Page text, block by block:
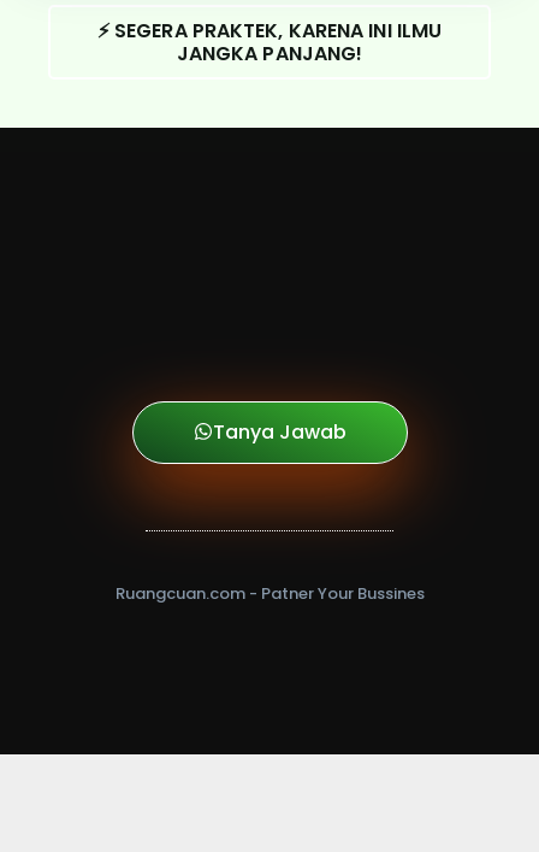
⚡️ SEGERA PRAKTEK, KARENA INI ILMU
JANGKA PANJANG!
Tanya Jawab
Ruangcuan.com - Patner Your Bussines